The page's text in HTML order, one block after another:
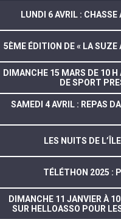
LUNDI 6 AVRIL :
5ÈME ÉDITION DE « LA
DIMANCHE 15 MARS DE 10
DE SPORT
SAMEDI 4 AVRIL : REPAS
LES NUITS DE
TÉLÉTHON 2025 :
DIMANCHE 11 JANVIER À
SUR HELLOASSO POUR